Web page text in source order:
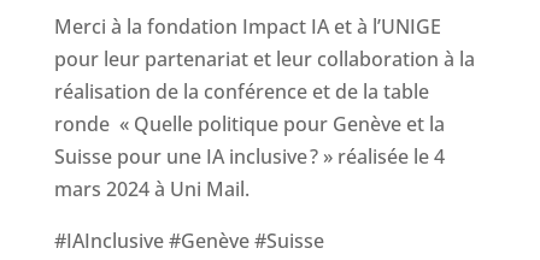
Merci à la fondation Impact IA et à l’UNIGE
pour leur partenariat et leur collaboration à la
réalisation de la conférence et de la table
ronde « Quelle politique pour Genève et la
Suisse pour une IA inclusive ? » réalisée le 4
mars 2024 à Uni Mail.
#IAInclusive #Genève #Suisse